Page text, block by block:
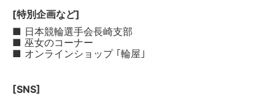
[特別企画など]
■ 日本競輪選手会長崎支部
■ 巫女のコーナー
■ オンラインショップ ｢輪屋｣
[SNS]